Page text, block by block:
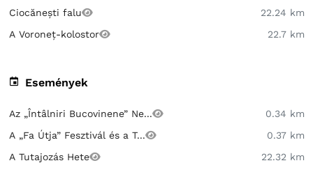
Ciocănești falu
22.24 km
A Voroneț-kolostor
22.7 km
Események
Az „Întâlniri Bucovinene” Ne...
0.34 km
A „Fa Útja” Fesztivál és a T...
0.37 km
A Tutajozás Hete
22.32 km